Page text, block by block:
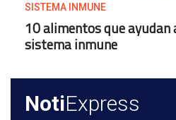
SISTEMA INMUNE
10 alimentos que ayudan
sistema inmune
NotiExpress